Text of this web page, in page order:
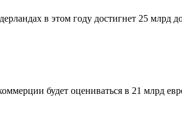
в этом году достигнет 25 млрд
будет оцениваться в 21 млрд